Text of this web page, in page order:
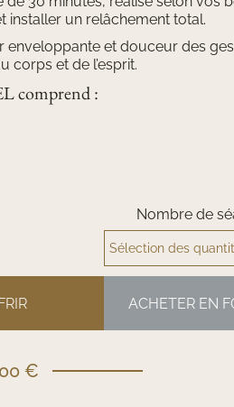
installer un relâchement total.
enveloppante et douceur des
corps et de l’esprit.
comprend :
Nombre de
ACHETER EN
€